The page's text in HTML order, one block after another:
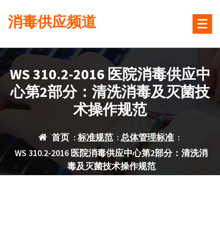
容
消毒供应频道
WS 310.2-2016 医院消毒供应中
心第2部分：清洗消毒及灭菌技
术操作规范
首页 :标准规范:总体管理标准:
WS 310.2-2016 医院消毒供应中心第2部分：清洗消
毒及灭菌技术操作规范